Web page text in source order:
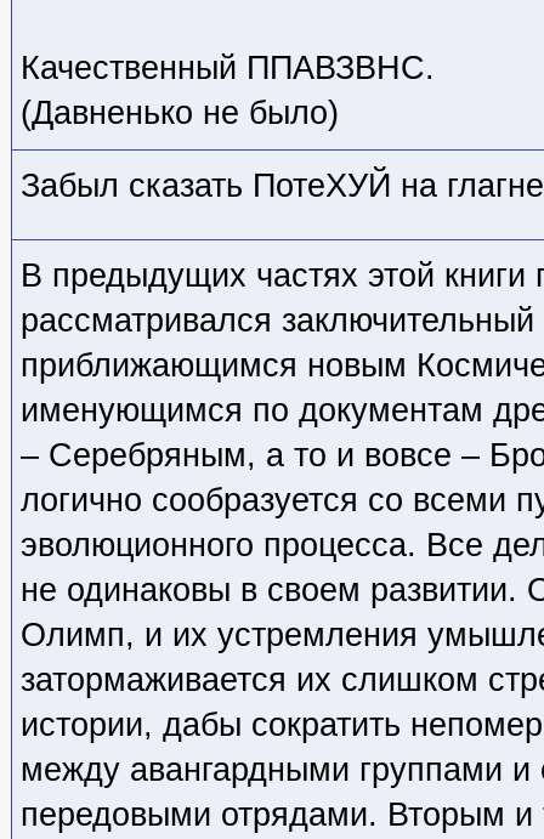
Качественный ППАВЗВНС.
(Давненько не было)
Забыл сказать ПотеХУЙ на
В предыдущих частях этой
рассматривался
приближающимся новым
именующимся по документам
– Серебряным, а то и вовсе –
логично сообразуется со всеми
эволюционного процесса. Все
не одинаковы в своем
Олимп, и их устремления
затормаживается их слишком
истории, дабы сократить
между авангардными группами
передовыми отрядами. Вторым и